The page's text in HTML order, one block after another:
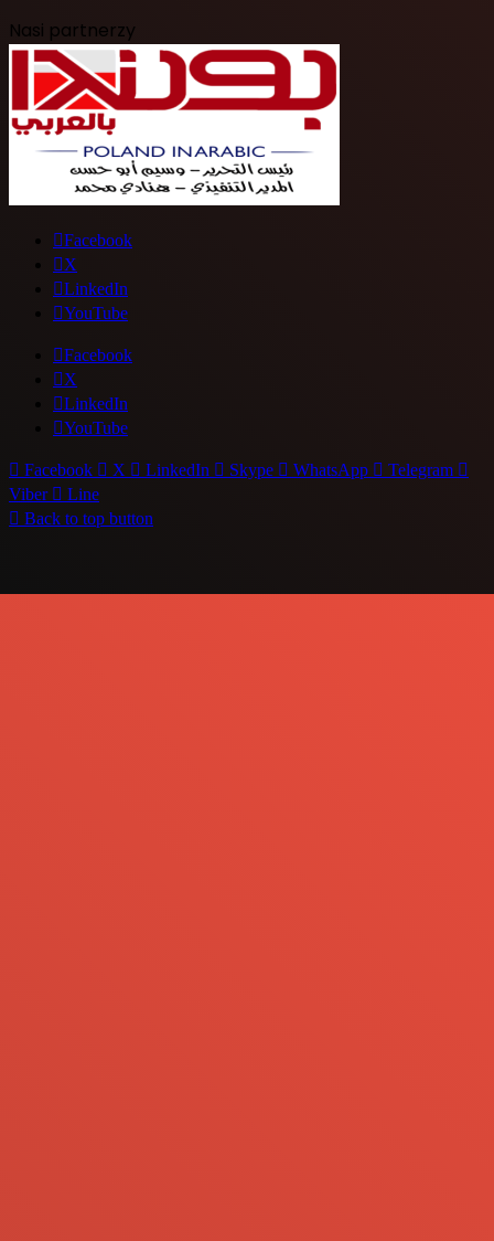
Nasi partnerzy
Facebook
X
LinkedIn
YouTube
Facebook
X
LinkedIn
YouTube
Facebook X LinkedIn Skype WhatsApp
Telegram
Viber
Line
Back to top button